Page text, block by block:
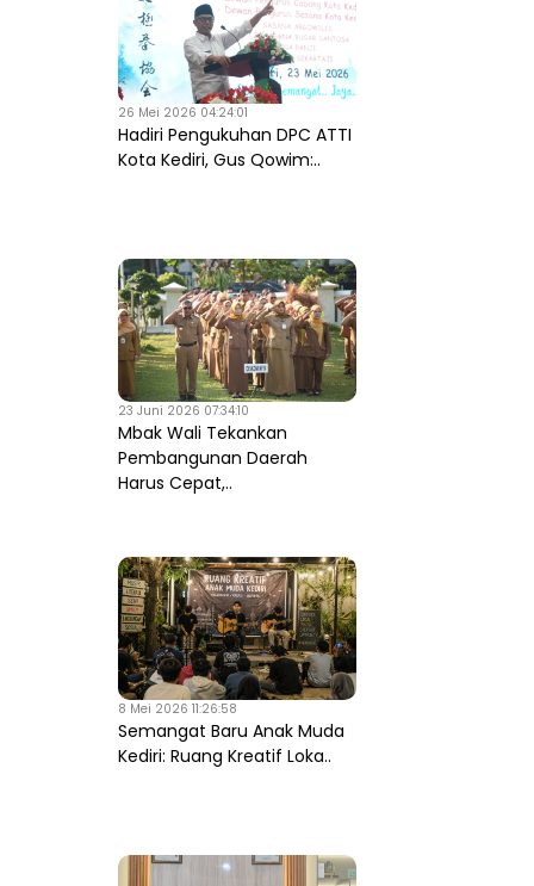
26 Mei 2026 04:24:01
Hadiri Pengukuhan DPC ATTI
Kota Kediri, Gus Qowim:..
23 Juni 2026 07:34:10
Mbak Wali Tekankan
Pembangunan Daerah
Harus Cepat,..
8 Mei 2026 11:26:58
Semangat Baru Anak Muda
Kediri: Ruang Kreatif Loka..